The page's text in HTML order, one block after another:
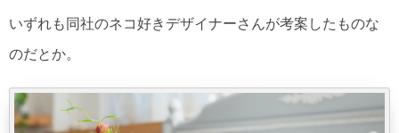
いずれも同社のネコ好きデザイナーさんが考案したものな
のだとか。